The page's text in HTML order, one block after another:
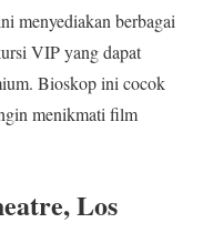
menyediakan berbagai
VIP yang dapat
Bioskop ini cocok
menikmati film
Los